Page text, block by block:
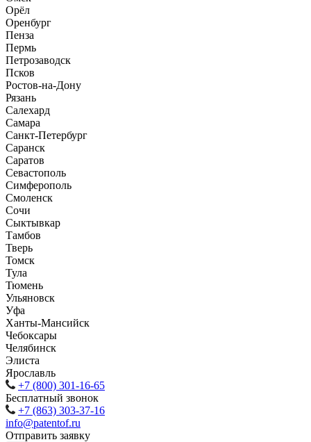
Орёл
Оренбург
Пенза
Пермь
Петрозаводск
Псков
Ростов-на-Дону
Рязань
Салехард
Самара
Санкт-Петербург
Саранск
Саратов
Севастополь
Симферополь
Смоленск
Сочи
Сыктывкар
Тамбов
Тверь
Томск
Тула
Тюмень
Ульяновск
Уфа
Ханты-Мансийск
Чебоксары
Челябинск
Элиста
Ярославль
+7 (800) 301-16-65
Бесплатный звонок
+7 (863) 303-37-16
info@patentof.ru
Отправить заявку